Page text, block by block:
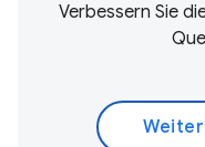
Verbessern Sie